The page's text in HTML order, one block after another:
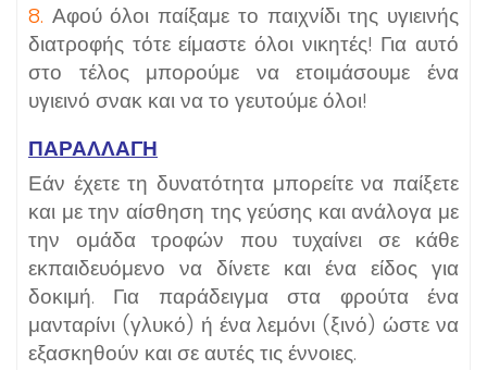
8. Αφού όλοι παίξαμε το παιχνίδι της υγιεινής
διατροφής τότε είμαστε όλοι νικητές! Για αυτό
στο τέλος μπορούμε να ετοιμάσουμε ένα
υγιεινό σνακ και να το γευτούμε όλοι!
ΠΑΡΑΛΛΑΓΗ
Εάν έχετε τη δυνατότητα μπορείτε να παίξετε
και με την αίσθηση της γεύσης και ανάλογα με
την ομάδα τροφών που τυχαίνει σε κάθε
εκπαιδευόμενο να δίνετε και ένα είδος για
δοκιμή. Για παράδειγμα στα φρούτα ένα
μανταρίνι (γλυκό) ή ένα λεμόνι (ξινό) ώστε να
εξασκηθούν και σε αυτές τις έννοιες.